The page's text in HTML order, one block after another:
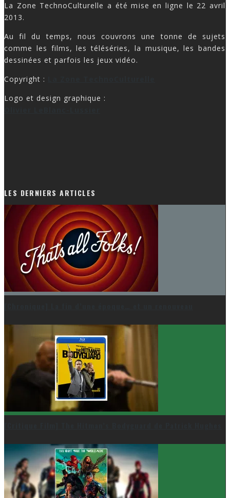
La Zone TechnoCulturelle a été mise en ligne le 22 avril
2013.
Au fil du temps, nous couvrons une tonne de sujets
comme les films, les téléséries, la musique, les bandes
dessinées et parfois les jeux vidéo.
Copyright :
Logo et design graphique :
LES DERNIERS ARTICLES